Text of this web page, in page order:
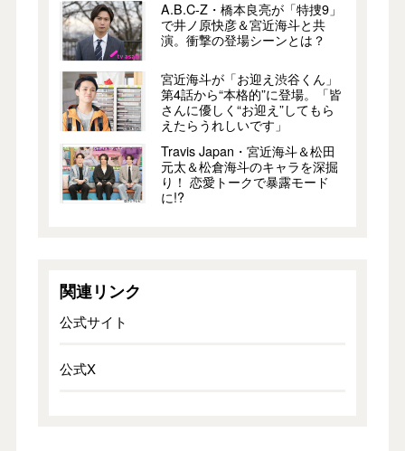
A.B.C-Z・橋本良亮が「特捜9」
で井ノ原快彦＆宮近海斗と共
演。衝撃の登場シーンとは？
宮近海斗が「お迎え渋谷くん」
第4話から“本格的”に登場。「皆
さんに優しく“お迎え”してもら
えたらうれしいです」
Travis Japan・宮近海斗＆松田
元太＆松倉海斗のキャラを深掘
り！ 恋愛トークで暴露モード
に!?
関連リンク
公式サイト
公式X